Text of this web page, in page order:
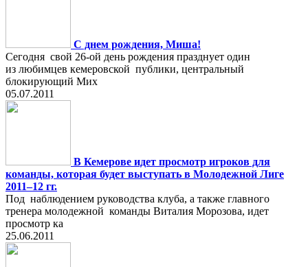
С днем рождения, Миша!
Сегодня свой 26-ой день рождения празднует один
из любимцев кемеровской публики, центральный
блокирующий Мих
05.07.2011
В Кемерове идет просмотр игроков для
команды, которая будет выступать в Молодежной Лиге
2011–12 гг.
Под наблюдением руководства клуба, а также главного
тренера молодежной команды Виталия Морозова, идет
просмотр ка
25.06.2011